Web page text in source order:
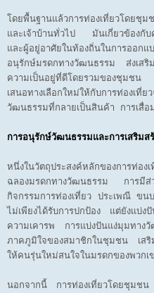
โดยพื้นฐานแล้วการท่องเที่ยวโดยชุ
และเจ้าบ้านทั่วไป มันเกี่ยวข้องกับ
และผู้อยู่อาศัยในท้องถิ่นในการออกแ
อนุรักษ์มรดกทางวัฒนธรรม ส่งเส
ความเป็นอยู่ที่ดีโดยรวมของชุมช
เสนอทางเลือกใหม่ให้กับการท่องเที่
วัฒนธรรมที่กลายเป็นสินค้า การเสื่
การอนุรักษ์วัฒนธรรมและการเสริมส
หนึ่งในวัตถุประสงค์หลักของการท่อง
ฉลองมรดกทางวัฒนธรรม การมีส่
กิจกรรมการท่องเที่ยว ประเพณี ขน
ไม่เพียงได้รับการปกป้อง แต่ยังแบ่ง
ความเคารพ การแบ่งปันแง่มุมทางวั
ภาคภูมิใจของสมาชิกในชุมชน เสริ
ให้คนรุ่นใหม่สนใจในมรดกของพวกเ
นอกจากนี้ การท่องเที่ยวโดยชุมช